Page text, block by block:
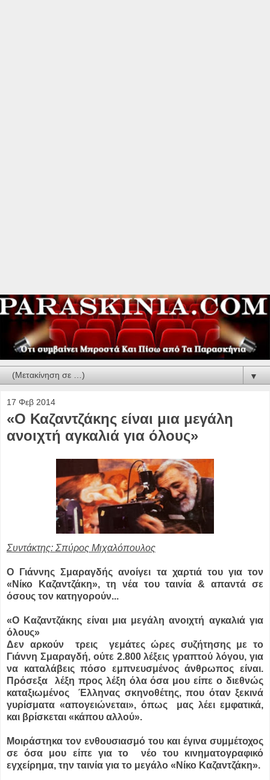
▼
17 Φεβ 2014
«Ο Καζαντζάκης είναι μια μεγάλη
ανοιχτή αγκαλιά για όλους»
Συντάκτης: Σπύρος Μιχαλόπουλος
Ο Γιάννης Σμαραγδής ανοίγει τα χαρτιά του για τον
«Νίκο Καζαντζάκη», τη νέα του ταινία & απαντά σε
όσους τον κατηγορούν...
«Ο Καζαντζάκης είναι μια μεγάλη ανοιχτή αγκαλιά για
όλους»
Δεν αρκούν τρεις γεμάτες ώρες συζήτησης με το
Γιάννη Σμαραγδή, ούτε 2.800 λέξεις γραπτού λόγου, για
να καταλάβεις πόσο εμπνευσμένος άνθρωπος είναι.
Πρόσεξα λέξη προς λέξη όλα όσα μου είπε ο διεθνώς
καταξιωμένος Έλληνας σκηνοθέτης, που όταν ξεκινά
γυρίσματα «απογειώνεται», όπως μας λέει εμφατικά,
και βρίσκεται «κάπου αλλού».
Μοιράστηκα τον ενθουσιασμό του και έγινα συμμέτοχος
σε όσα μου είπε για το νέο του κινηματογραφικό
εγχείρημα, την ταινία για το μεγάλο «Νίκο Καζαντζάκη».